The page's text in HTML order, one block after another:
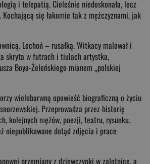
i telepatią. Cieleśnie niedoskonała, lecz
Kochającą się łakomie tak z mężczyznami, jak
Lechoń – rusałką. Witkacy malował i
skryta w futrach i tiulach artystka,
Boya-Żeleńskiego mianem „polskiej
wielobarwną opowieść biograficzną o życiu
Przeprowadza przez historię
kolejnych mężów, poezji, teatru, rysunku.
niepublikowane dotąd zdjęcia i prace
przemiany z dziewczynki w zalotnicę, a